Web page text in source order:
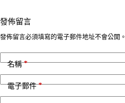
發佈留言
發佈留言必須填寫的電子郵件地址不會公開。
名稱*
電子郵件*